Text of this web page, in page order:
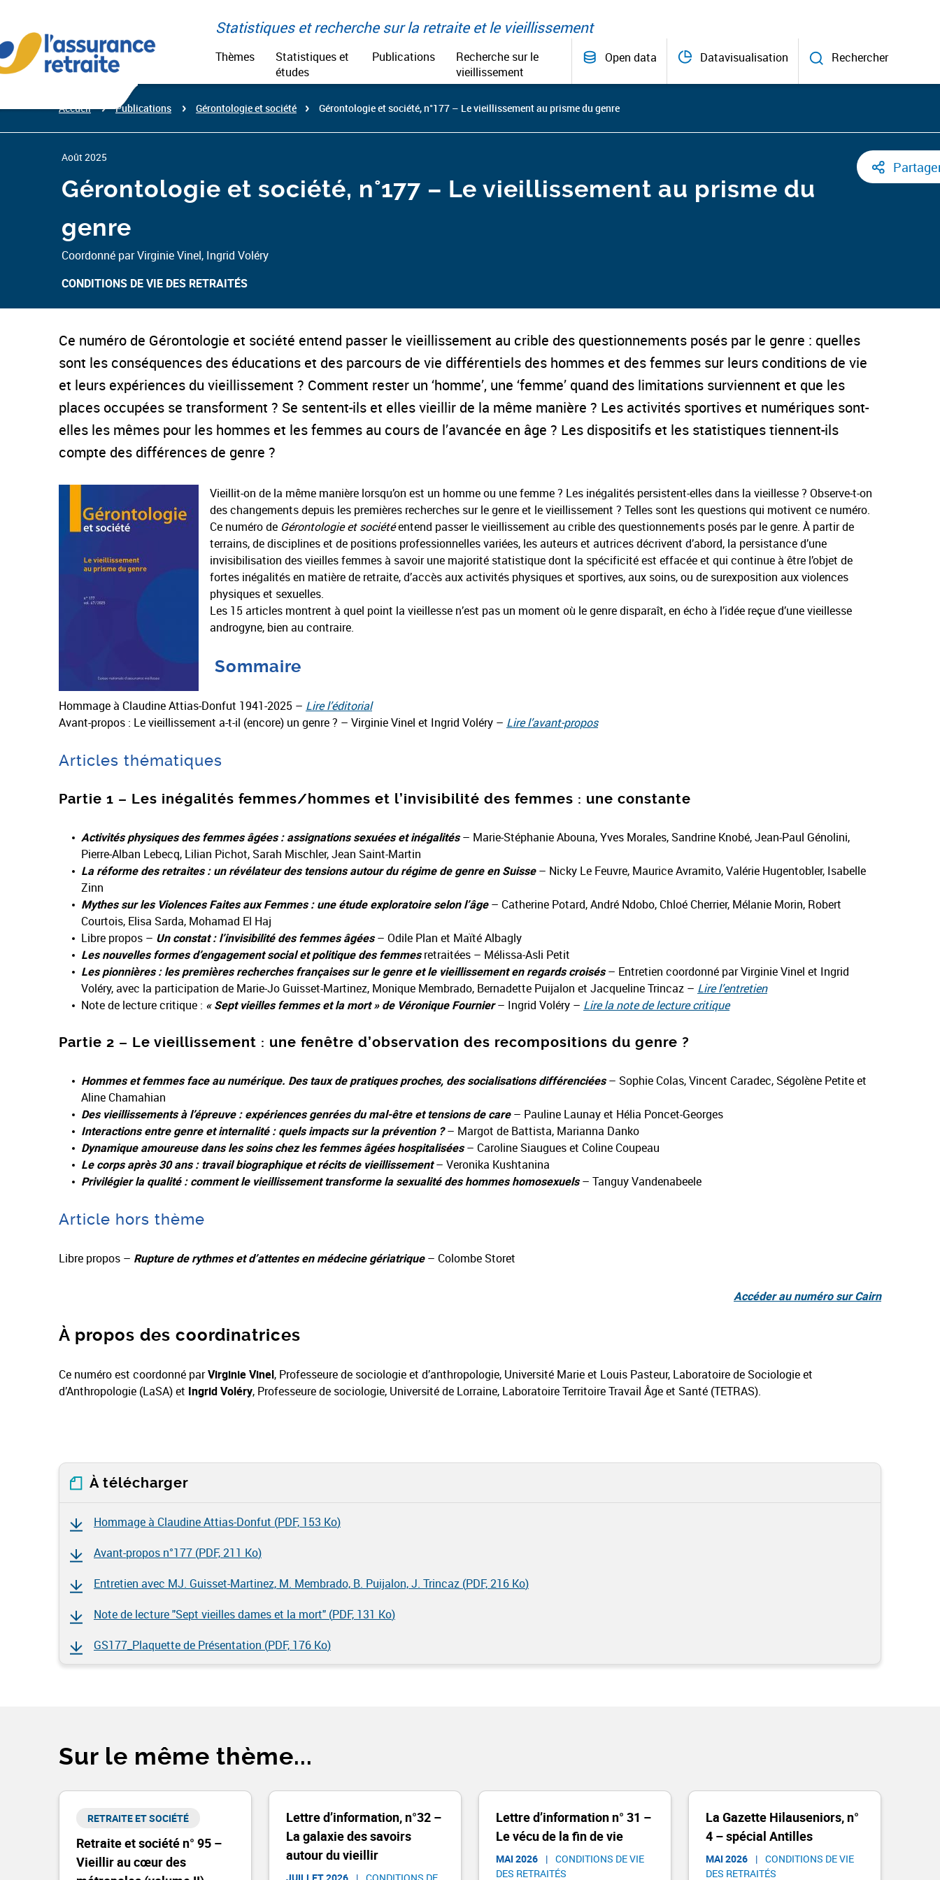
contenu
Statistiques et recherche sur la retraite et le vieillissement
Thèmes
Statistiques et
études
Publications
Recherche sur le
vieillissement
Open data Datavisualisation Rechercher
Accueil Publications Gérontologie et société​ Gérontologie et société, n°177 – Le vieillissement au prisme du genre
Août 2025
Gérontologie et société, n°177 – Le vieillissement au prisme du
genre
Coordonné par Virginie Vinel, Ingrid Voléry
CONDITIONS DE VIE DES RETRAITÉS
Ce numéro de Gérontologie et société entend passer le vieillissement au crible des questionnements posés par le genre : quelles
sont les conséquences des éducations et des parcours de vie différentiels des hommes et des femmes sur leurs conditions de vie
et leurs expériences du vieillissement ? Comment rester un ‘homme’, une ‘femme’ quand des limitations surviennent et que les
places occupées se transforment ? Se sentent-ils et elles vieillir de la même manière ? Les activités sportives et numériques sont-
elles les mêmes pour les hommes et les femmes au cours de l’avancée en âge ? Les dispositifs et les statistiques tiennent-ils
compte des différences de genre ?
Vieillit-on de la même manière lorsqu’on est un homme ou une femme ? Les inégalités persistent-elles dans la vieillesse ? Observe-t-on
des changements depuis les premières recherches sur le genre et le vieillissement ? Telles sont les questions qui motivent ce numéro.
Ce numéro de Gérontologie et sociétéentend passer le vieillissement au crible des questionnements posés par le genre. À partir de
terrains, de disciplines et de positions professionnelles variées, les auteurs et autrices décrivent d’abord, la persistance d’une
invisibilisation des vieilles femmes à savoir une majorité statistique dont la spécificité est effacée et qui continue à être l’objet de
fortes inégalités en matière de retraite, d’accès aux activités physiques et sportives, aux soins, ou de surexposition aux violences
physiques et sexuelles.
Les 15 articles montrent à quel point la vieillesse n’est pas un moment où le genre disparaît, en écho à l’idée reçue d’une vieillesse
androgyne, bien au contraire.
Sommaire
Hommage à Claudine Attias-Donfut 1941-2025 – Lire l’éditorial
Avant-propos : Le vieillissement a-t-il (encore) un genre ? – Virginie Vinel et Ingrid Voléry – Lire l’avant-propos
Articles thématiques
Partie 1 – Les inégalités femmes/hommes et l’invisibilité des femmes : une constante
Activités physiques des femmes âgées : assignations sexuées et inégalités– Marie-Stéphanie Abouna, Yves Morales, Sandrine Knobé, Jean-Paul Génolini,
Pierre-Alban Lebecq, Lilian Pichot, Sarah Mischler, Jean Saint-Martin
La réforme des retraites : un révélateur des tensions autour du régime de genre en Suisse– Nicky Le Feuvre, Maurice Avramito, Valérie Hugentobler, Isabelle
Zinn
Mythes sur les Violences Faites aux Femmes : une étude exploratoire selon l’âge– Catherine Potard, André Ndobo, Chloé Cherrier, Mélanie Morin, Robert
Courtois, Elisa Sarda, Mohamad El Haj
Libre propos – Un constat : l’invisibilité des femmes âgées– Odile Plan et Maïté Albagly
Les nouvelles formes d’engagement social et politique des femmesretraitées – Mélissa-Asli Petit
Les pionnières : les premières recherches françaises sur le genre et le vieillissement en regards croisés– Entretien coordonné par Virginie Vinel et Ingrid
Voléry, avec la participation de Marie-Jo Guisset-Martinez, Monique Membrado, Bernadette Puijalon et Jacqueline Trincaz – Lire l’entretien
Note de lecture critique : « Sept vieilles femmes et la mort » de Véronique Fournier– Ingrid Voléry – Lire la note de lecture critique
Partie 2 – Le vieillissement : une fenêtre d’observation des recompositions du genre ?
Hommes et femmes face au numérique. Des taux de pratiques proches, des socialisations différenciées– Sophie Colas, Vincent Caradec, Ségolène Petite et
Aline Chamahian
Des vieillissements à l’épreuve : expériences genrées du mal-être et tensions de care– Pauline Launay et Hélia Poncet-Georges
Interactions entre genre et internalité : quels impacts sur la prévention ?– Margot de Battista, Marianna Danko
Dynamique amoureuse dans les soins chez les femmes âgées hospitalisées– Caroline Siaugues et Coline Coupeau
Le corps après 30 ans : travail biographique et récits de vieillissement– Veronika Kushtanina
Privilégier la qualité : comment le vieillissement transforme la sexualité des hommes homosexuels– Tanguy Vandenabeele
Article hors thème
Libre propos – Rupture de rythmes et d’attentes en médecine gériatrique– Colombe Storet
Accéder au numéro sur Cairn
À propos des coordinatrices
Ce numéro est coordonné parVirginie Vinel, Professeure de sociologie et d’anthropologie, Université Marie et Louis Pasteur, Laboratoire de Sociologie et
d’Anthropologie (LaSA) et Ingrid Voléry, Professeure de sociologie, Université de Lorraine, Laboratoire Territoire Travail Âge et Santé (TETRAS).
À télécharger
Hommage à Claudine Attias-Donfut (PDF, 153 Ko)
Avant-propos n°177 (PDF, 211 Ko)
Entretien avec MJ. Guisset-Martinez, M. Membrado, B. Puijalon, J. Trincaz (PDF, 216 Ko)
Note de lecture "Sept vieilles dames et la mort" (PDF, 131 Ko)
GS177_Plaquette de Présentation (PDF, 176 Ko)
Sur le même thème...
Retraite et société n° 95 –
Vieillir au cœur des
RETRAITE ET SOCIÉTÉ​
Lettre d’information, n°32 –
La galaxie des savoirs
autour du vieillir
Lettre d’information n° 31 –
Le vécu de la fin de vie
MAI 2026 | CONDITIONS DE VIE
DES RETRAITÉS
La Gazette Hilauseniors, n°
4 – spécial Antilles
MAI 2026 | CONDITIONS DE VIE
DES RETRAITÉS